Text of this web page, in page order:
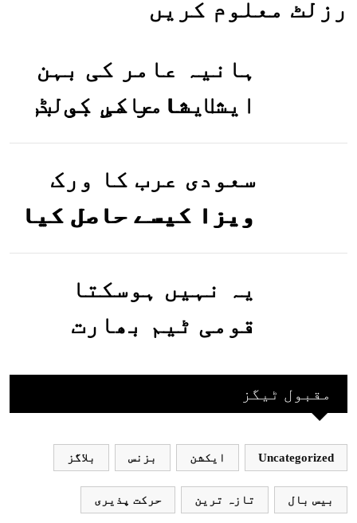
رزلٹ معلوم کریں
ہانیہ عامر کی بہن
ایشا عامر کی بولڈ
تصاویر وائرل ہو
گئیں
سعودی عرب کا ورک
ویزا کیسے حاصل کیا
جاسکتا ہے؟جانیے
یہ نہیں ہوسکتا
قومی ٹیم بھارت
بھارتی ٹیم پاکستانمقبول ٹیگز
Uncategorized ایکشن بزنس بلاگز
بیس بال تازہ ترین حرکت پذیری